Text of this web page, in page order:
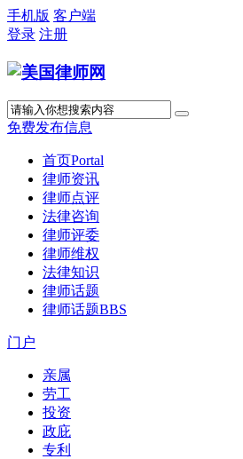
手机版 客户端
登录 注册
免费发布信息
首页Portal
律师资讯
律师点评
法律咨询
律师评委
律师维权
法律知识
律师话题
律师话题BBS
门户
亲属
劳工
投资
政庇
专利